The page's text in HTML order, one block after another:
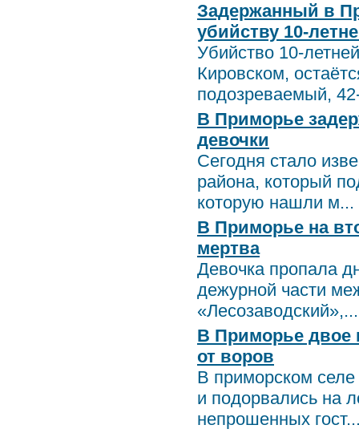
Задержанный в
убийству 10-
Убийство 10-
Кировском,
подозреваемый,
В Приморье
девочки
Сегодня стало
района, который
которую нашли м...
В Приморье на
мертва
Девочка пропала
дежурной части
«Лесозаводский»,...
В Приморье двое
от воров
В приморском селе
и подорвались на
непрошенных